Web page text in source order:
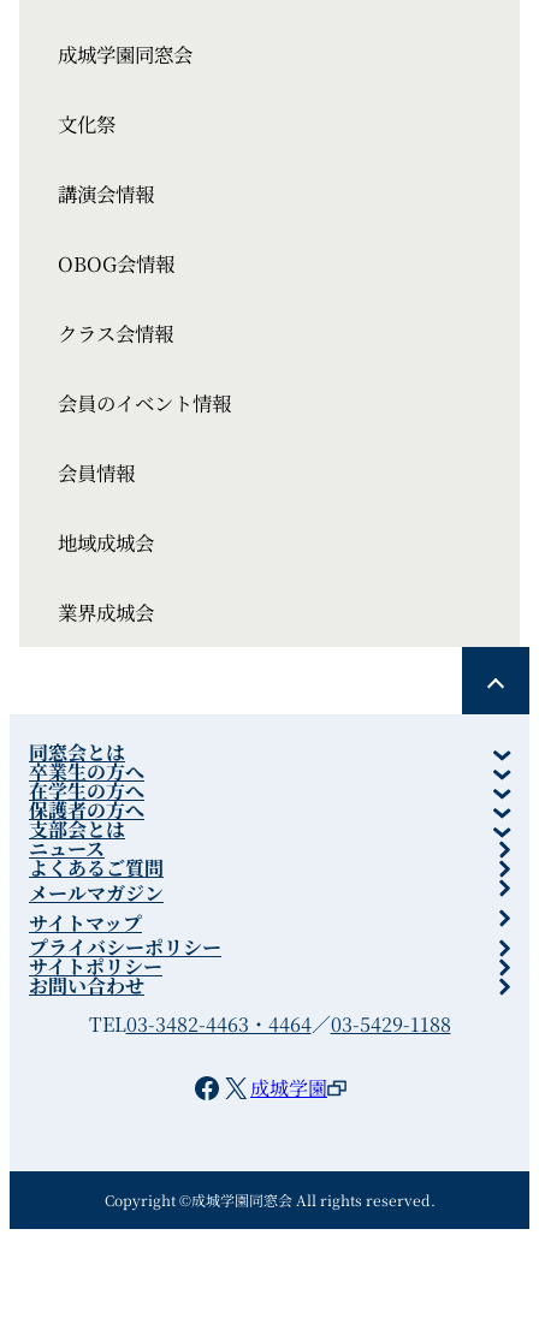
成城学園同窓会
文化祭
講演会情報
OBOG会情報
クラス会情報
会員のイベント情報
会員情報
地域成城会
業界成城会
TEL03-3482-4463・4464／03-5429-1188
Facebook X 成城学園
同窓会とは
卒業生の方へ
在学生の方へ
保護者の方へ
支部会とは
ニュース
よくあるご質問
メールマガジン
サイトマップ
プライバシーポリシー
サイトポリシー
お問い合わせ
Copyright ©成城学園同窓会 All rights reserved.